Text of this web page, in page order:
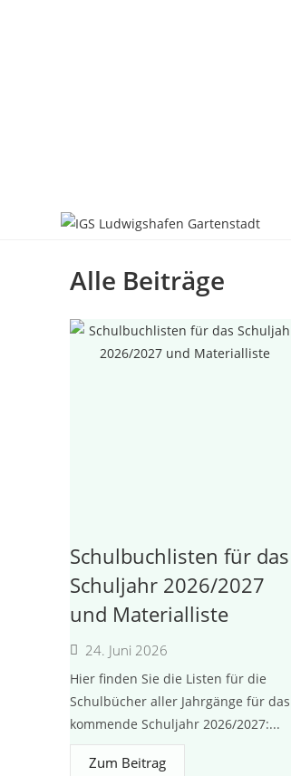
Alle Beiträge
Schulbuchlisten für das
Schuljahr 2026/2027
und Materialliste
24. Juni 2026
Hier finden Sie die Listen für die
Schulbücher aller Jahrgänge für das
kommende Schuljahr 2026/2027:...
Zum Beitrag